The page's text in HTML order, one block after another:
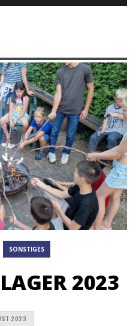
SONSTIGES
2023
2023